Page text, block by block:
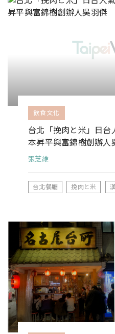
飲食文化
台北「挽肉と米」日
本昇平與富錦樹創辦人
張芝維
台北餐廳 挽肉と米